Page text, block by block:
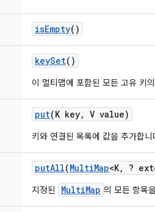
isEmpty()
keySet()
이 멀티맵에 포함된 모든 고유 키
put(K key, V value)
키와 연결된 목록에 값을 추가합니
putAll(MultiMap<K, ?
지정된 MultiMap 의 모든 항목